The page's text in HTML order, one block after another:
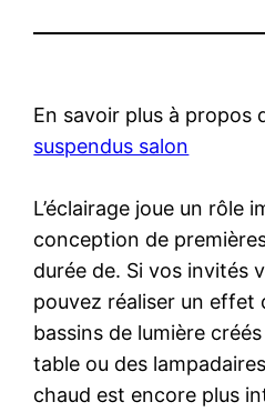
En savoir plus à propos
suspendus salon
L’éclairage joue un rôle
conception de
durée de. Si vos invités
pouvez réaliser un effet
bassins de lumière
table ou des
chaud est encore plus